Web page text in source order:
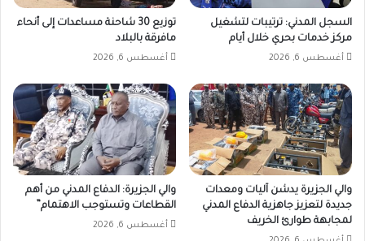
السجل المدني: ترتيبات لتشغيل
مركز خدمات بحري خلال أيام
أغسطس 6, 2026
توزيع 30 شاحنة مساعدات إلى أنحاء
مافرقة بالبلاد
أغسطس 6, 2026
والي الجزيرة يدشن آليات ومعدات
جديدة لتعزيز جاهزية الدفاع المدني
لمجابهة طوارئ الخريف
والي الجزيرة: الدفاع المدني من أهم
القطاعات وتستوجب الاهتمام”
أغسطس 6, 2026